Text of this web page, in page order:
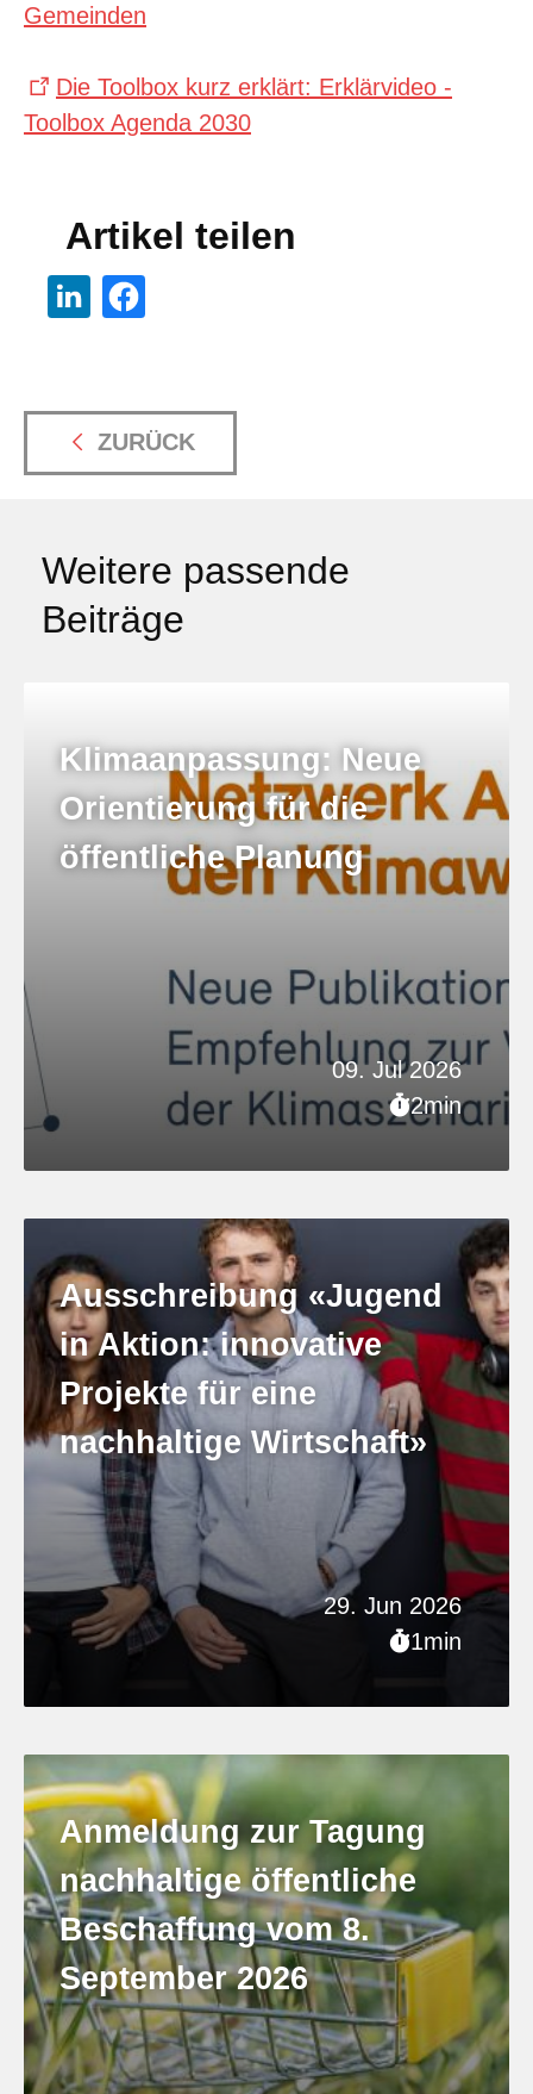
Gemeinden
Die Toolbox kurz erklärt: Erklärvideo -
Toolbox Agenda 2030
Artikel teilen
ZURÜCK
Weitere passende
Beiträge
09. Jul 2026
2min
Klimaanpassung: Neue
Orientierung für die
öffentliche Planung
29. Jun 2026
1min
Ausschreibung «Jugend
in Aktion: innovative
Projekte für eine
nachhaltige Wirtschaft»
Anmeldung zur Tagung
nachhaltige öffentliche
Beschaffung vom 8.
September 2026